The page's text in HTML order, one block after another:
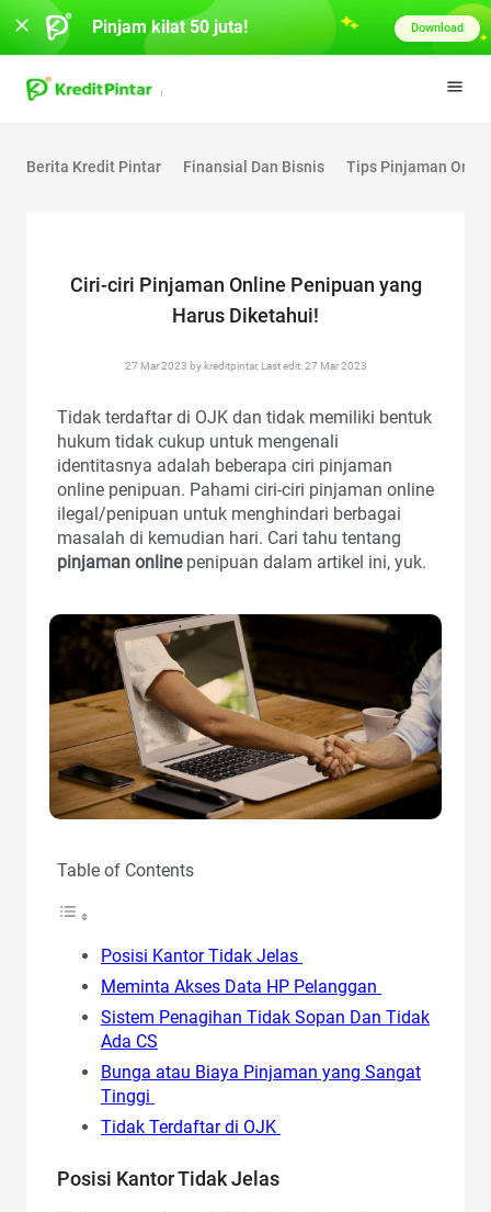
Berita Kredit Pintar Finansial Dan Bisnis Tips Pinjaman
Ciri-ciri Pinjaman Online Penipuan yang
Harus Diketahui!
27 Mar 2023 by kreditpintar, Last edit: 27 Mar 2023
Tidak terdaftar di OJK dan tidak memiliki bentuk
hukum tidak cukup untuk mengenali
identitasnya adalah beberapa ciri pinjaman
online penipuan. Pahami ciri-ciri pinjaman online
ilegal/penipuan untuk menghindari berbagai
masalah di kemudian hari. Cari tahu tentang
pinjaman onlinepenipuan dalam artikel ini, yuk.
Table of Contents
Posisi Kantor Tidak Jelas
Meminta Akses Data HP Pelanggan
Sistem Penagihan Tidak Sopan Dan Tidak
Ada CS
Bunga atau Biaya Pinjaman yang Sangat
Tinggi
Tidak Terdaftar di OJK
Posisi Kantor Tidak Jelas
Pinjam kilat 50 juta! Download